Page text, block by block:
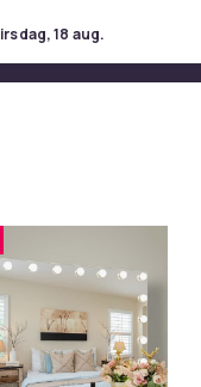
tirsdag, 18 aug.